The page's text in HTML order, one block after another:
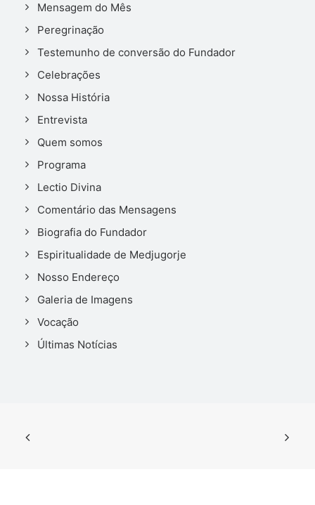
Mensagem do Mês
Peregrinação
Testemunho de conversão do Fundador
Celebrações
Nossa História
Entrevista
Quem somos
Programa
Lectio Divina
Comentário das Mensagens
Biografia do Fundador
Espiritualidade de Medjugorje
Nosso Endereço
Galeria de Imagens
Vocação
Últimas Notícias